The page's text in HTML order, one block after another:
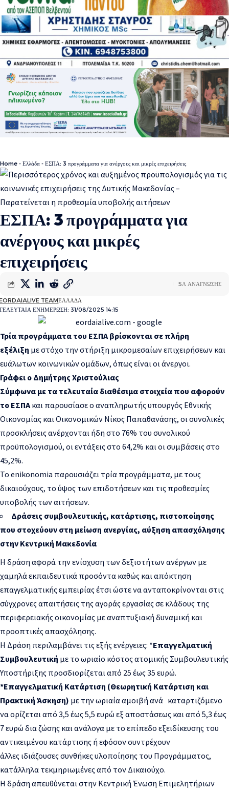
Home - Ελλάδα - ΕΣΠΑ: 3 προγράμματα για ανέργους και μικρές επιχειρήσεις
ΕΣΠΑ: 3 προγράμματα για
ανέργους και μικρές
επιχειρήσεις
ΕΝΗΜΕΡΩΣΗ: 31/08/2025 14:15
TEAMΕΛΛΑΔΑ
5Λ ΑΝΑΓΝΩΣΗΣ
Τρία προγράμματα του ΕΣΠΑ βρίσκονται σε πλήρη
εξέλιξη με στόχο την στήριξη μικρομεσαίων επιχειρήσεων και
ευάλωτων κοινωνικών ομάδων, όπως είναι οι άνεργοι.
Γράφει ο Δημήτρης Χριστούλιας
Σύμφωνα με τα τελευταία διαθέσιμα στοιχεία που αφορούν
το ΕΣΠΑ και παρουσίασε ο αναπληρωτής υπουργός Εθνικής
Οικονομίας και Οικονομικών Νίκος Παπαθανάσης, οι συνολικές
προσκλήσεις ανέρχονται ήδη στο 76% του συνολικού
προϋπολογισμού, οι εντάξεις στο 64,2% και οι συμβάσεις στο
45,2%.
Το enikonomia παρουσιάζει τρία προγράμματα, με τους
δικαιούχους, το ύψος των επιδοτήσεων και τις προθεσμίες
υποβολής των αιτήσεων.
Δράσεις συμβουλευτικής, κατάρτισης, πιστοποίησης
που στοχεύουν στη μείωση ανεργίας, αύξηση απασχόλησης
στην Κεντρική Μακεδονία
Η δράση αφορά την ενίσχυση των δεξιοτήτων ανέργων με
χαμηλά εκπαιδευτικά προσόντα καθώς και απόκτηση
επαγγελματικής εμπειρίας έτσι ώστε να ανταποκρίνονται στις
σύγχρονες απαιτήσεις της αγοράς εργασίας σε κλάδους της
περιφερειακής οικονομίας με αναπτυξιακή δυναμική και
προοπτικές απασχόλησης.​
Η Δράση περιλαμβάνει τις εξής ενέργειες: *Επαγγελματική
Συμβουλευτική με το ωριαίο κόστος ατομικής Συμβουλευτικής
Υποστήριξης προσδιορίζεται από 25 έως 35 ευρώ.
*Επαγγελματική Κατάρτιση (Θεωρητική Κατάρτιση και
Πρακτική Άσκηση) με την ωριαία αμοιβή ανά καταρτιζόμενο
να ορίζεται από 3,5 έως 5,5 ευρώ εξ αποστάσεως και από 5,3 έως
7 ευρώ δια ζώσης και ανάλογα με το επίπεδο εξειδίκευσης του
αντικειμένου κατάρτισης ή εφόσον συντρέχουν
άλλες ιδιάζουσες συνθήκες υλοποίησης του Προγράμματος,
κατάλληλα τεκμηριωμένες από τον Δικαιούχο.
Η δράση απευθύνεται στην Κεντρική Ένωση Επιμελητήριων